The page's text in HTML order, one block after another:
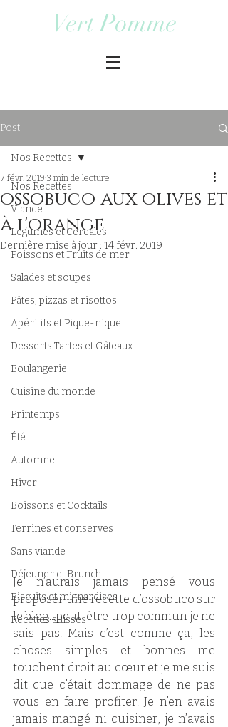
Vert Pomme
Post
Nos Recettes
Viande
Légumes et Cereales
Poissons et Fruits de mer
Salades et soupes
Pâtes, pizzas et risottos
Apéritifs et Pique-nique
Desserts Tartes et Gâteaux
Boulangerie
Cuisine du monde
Printemps
Été
Automne
Hiver
Boissons et Cocktails
Terrines et conserves
Sans viande
Déjeuner et Brunch
Biscuits et mignardises
Recettes suisses
Nos Recettes
ossobuco aux olives et
à l'orange
7 févr. 2019 3 min de lecture
Dernière mise à jour : 14 févr. 2019
Je n’aurais jamais pensé vous
proposer une recette d’ossobuco sur
le blog...peut-être trop commun je ne
sais pas. Mais c’est comme ça, les
choses simples et bonnes me
touchent droit au cœur et je me suis
dit que c’était dommage de ne pas
vous en faire profiter. Je n’en avais
jamais mangé ni cuisiner, je n’avais